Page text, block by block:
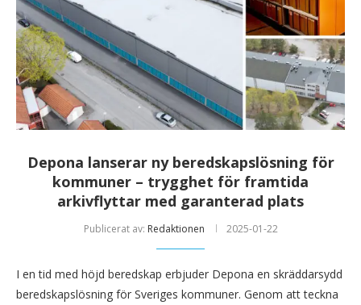
Depona lanserar ny beredskapslösning för
kommuner – trygghet för framtida
arkivflyttar med garanterad plats
Publicerat av: Redaktionen 2025-01-22
I en tid med höjd beredskap erbjuder Depona en skräddarsydd
beredskapslösning för Sveriges kommuner. Genom att teckna